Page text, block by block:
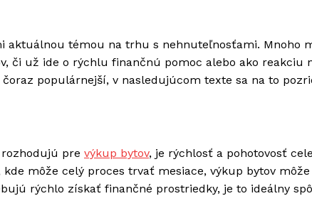
aktuálnou témou na trhu s nehnuteľnosťami. Mnoho
či už ide o rýchlu finančnú pomoc alebo ako reakciu
populárnejší, v nasledujúcom texte sa na to
pre výkup bytov, je rýchlosť a pohotovosť
môže celý proces trvať mesiace, výkup bytov
rýchlo získať finančné prostriedky, je to ideálny